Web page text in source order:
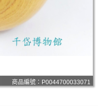
商品編號：P0044700033071